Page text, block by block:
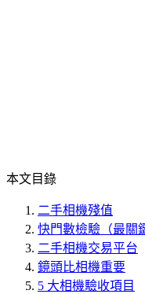
本文目錄
二手相機殘值
快門數檢驗（最關
二手相機交易平台
鏡頭比相機重要
5 大相機驗收項目